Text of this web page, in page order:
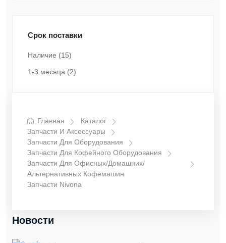
Срок поставки
Наличие (15)
1-3 месяца (2)
Главная
Каталог
Запчасти И Аксессуары
Запчасти Для Оборудования
Запчасти Для Кофейного Оборудования
Запчасти Для Офисных/домашних/
Альтернативных Кофемашин
Запчасти Nivona
Новости